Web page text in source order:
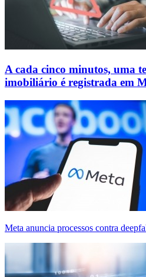
A cada cinco minutos, uma
imobiliário é registrada em
Meta anuncia processos contra